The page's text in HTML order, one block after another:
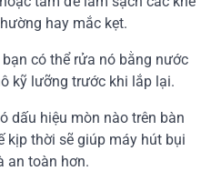
hay mắc kẹt.
có thể rửa nó bằng nước
kỹ lưỡng trước khi lắp lại.
dấu hiệu mòn nào trên bàn
kịp thời sẽ giúp máy hút bụi
an toàn hơn.